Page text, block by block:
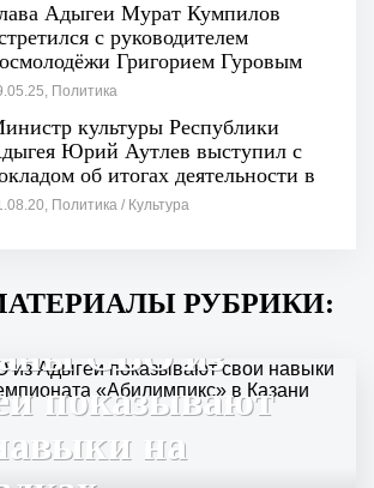
Адыгеи Мурат Кумпилов
с руководителем
Григорием Гуровым
Политика
культуры Республики
Юрий Аутлев выступил с
об итогах деятельности в
дополнительного образования
Политика / Культура
РУБРИКИ:
СВО из
показывают
на